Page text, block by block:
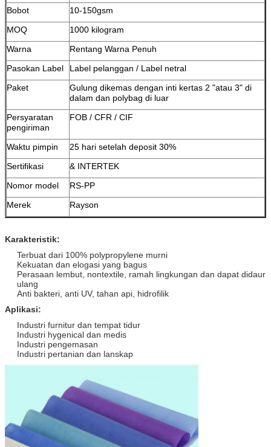
Bobot
10-150gsm
MOQ
1000 kilogram
Warna
Rentang Warna Penuh
Pasokan Label
Label pelanggan / Label netral
Paket
Gulung dikemas dengan inti kertas 2 "atau 3" di
dalam dan polybag di luar
Persyaratan
pengiriman
FOB / CFR / CIF
Waktu pimpin
25 hari setelah deposit 30%
Sertifikasi
& INTERTEK
Nomor model
RS-PP
Merek
Rayson
Karakteristik:
Terbuat dari 100% polypropylene murni
Kekuatan dan elogasi yang bagus
Perasaan lembut, nontextile, ramah lingkungan dan dapat didaur
ulang
Anti bakteri, anti UV, tahan api, hidrofilik
Aplikasi:
Industri furnitur dan tempat tidur
Industri hygenical dan medis
Industri pengemasan
Industri pertanian dan lanskap